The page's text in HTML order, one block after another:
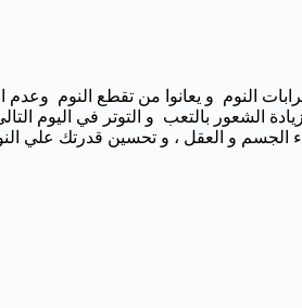
النوم و يعانوا من تقطع النوم
الشعور بالتعب و التوتر في اليوم
الجسم و العقل ، و تحسين قدرتك